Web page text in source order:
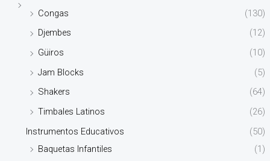
Congas
(130)
Djembes
(12)
Güiros
(10)
Jam Blocks
(5)
Shakers
(64)
Timbales Latinos
(26)
Instrumentos Educativos
(50)
Baquetas Infantiles
(1)